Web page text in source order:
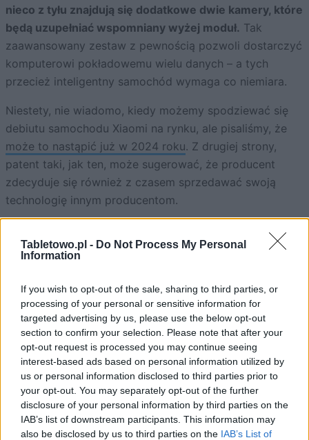
Tabletowo.pl - Do Not Process My Personal
Information
If you wish to opt-out of the sale, sharing to third parties, or
processing of your personal or sensitive information for
targeted advertising by us, please use the below opt-out
section to confirm your selection. Please note that after your
opt-out request is processed you may continue seeing
interest-based ads based on personal information utilized by
us or personal information disclosed to third parties prior to
your opt-out. You may separately opt-out of the further
disclosure of your personal information by third parties on the
IAB’s list of downstream participants. This information may
also be disclosed by us to third parties on the IAB’s List of
nieco z tyłu znajdują się dodatkowe dwie kamery, które
będą uzupełniać wspomniany wyżej moduł. Tak
zaawansowany zestaw z pewnością pozwoli dostarczyć
komputerowi pokładowemu wielu danych – a tych
przecież inteligentny samochód wymaga co niemiara.
Niestety, nie wiadomo, kiedy możemy spodziewać się
debiutu samochodu Xiaomi na rynku, ale pisaliśmy, że
może to nastąpić już w 2024 roku. Z drugiej strony,
patent taki, jak ten, może sugerować, że producent
zdecyduje się również z czasem sprzedawać swoją
technologię innym producentom.
Niezależnie od tego, jak sprawa się rozwinie, pewne
jest, że inwestycja w rynek inteligentnych, elektrycznych
zwracać szczególną uwagę. To jeden z najgorętszych
ostatnio rynków, a Xiaomi ze swoimi ambicjami nie
może sobie pozwolić na to, aby go na nim nie było.
ZOBACZ RÓWNIEŻ
Recenzja realme 4K Smart Google TV Stick